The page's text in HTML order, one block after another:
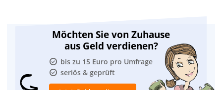
Möchten Sie von Zuhause
aus Geld verdienen?
bis zu 15 Euro pro Umfrage
seriös & geprüft